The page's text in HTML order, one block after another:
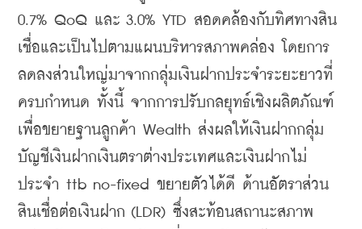
0.7% QoQ และ 3.0% YTD สอดคล้องกับทิศทางสิน
เชื่อและเป็นไปตามแผนบริหารสภาพคล่อง โดยการ
ลดลงส่วนใหญ่มาจากกลุ่มเงินฝากประจำระยะยาวที่
ครบกำหนด ทั้งนี้ จากการปรับกลยุทธ์เชิงผลิตภัณฑ์
เพื่อขยายฐานลูกค้า Wealth ส่งผลให้เงินฝากกลุ่ม
บัญชีเงินฝากเงินตราต่างประเทศและเงินฝากไม่
ประจำ ttb no-fixed ขยายตัวได้ดี ด้านอัตราส่วน
สินเชื่อต่อเงินฝาก (LDR) ซึ่งสะท้อนสถานะสภาพ